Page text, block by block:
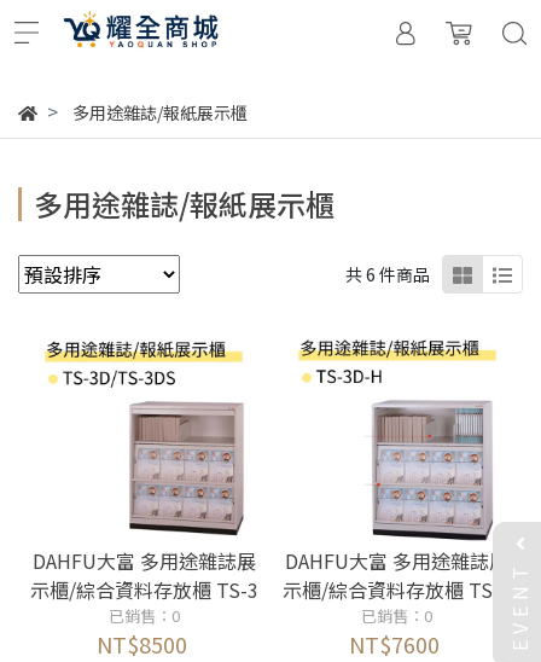
多用途雜誌/報紙展示櫃
多用途雜誌/報紙展示櫃
共 6 件商品
DAHFU大富 多用途雜誌展
示櫃/綜合資料存放櫃 TS-3
D/TS-3DS
已銷售：0
NT$8500
DAHFU大富 多用途雜誌展
示櫃/綜合資料存放櫃 TS-3
D-H
已銷售：0
NT$7600 EVENT